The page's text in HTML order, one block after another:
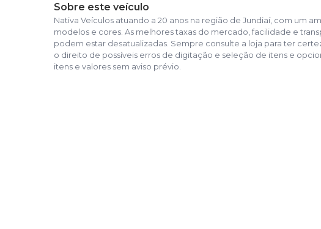
Sobre este veículo
Nativa Veículos atuando a 20 anos na região de Jundiaí, com um
modelos e cores. As melhores taxas do mercado, facilidade e
podem estar desatualizadas. Sempre consulte a loja para ter
o direito de possíveis erros de digitação e seleção de itens e
itens e valores sem aviso prévio.